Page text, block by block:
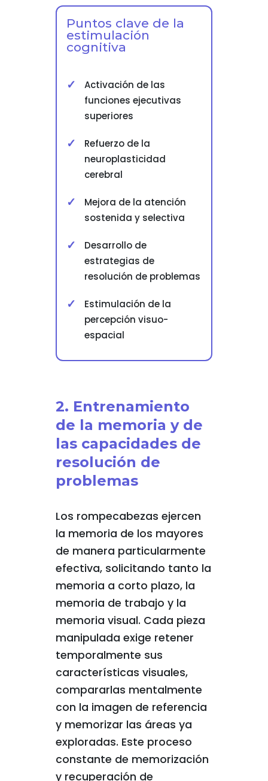
Puntos clave de la
estimulación
cognitiva
Activación de las
funciones ejecutivas
superiores
Refuerzo de la
neuroplasticidad
cerebral
Mejora de la atención
sostenida y selectiva
Desarrollo de
estrategias de
resolución de problemas
Estimulación de la
percepción visuo-
espacial
2. Entrenamiento
de la memoria y de
las capacidades de
resolución de
problemas
Los rompecabezas ejercen
la memoria de los mayores
de manera particularmente
efectiva, solicitando tanto la
memoria a corto plazo, la
memoria de trabajo y la
memoria visual. Cada pieza
manipulada exige retener
temporalmente sus
características visuales,
compararlas mentalmente
con la imagen de referencia
y memorizar las áreas ya
exploradas. Este proceso
constante de memorización
y recuperación de